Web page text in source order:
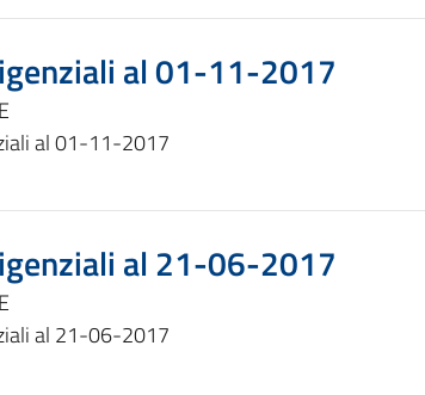
al 01-11-2017
al 01-11-2017
al 21-06-2017
al 21-06-2017